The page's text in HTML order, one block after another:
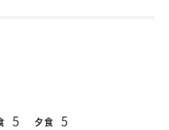
5 夕食 5